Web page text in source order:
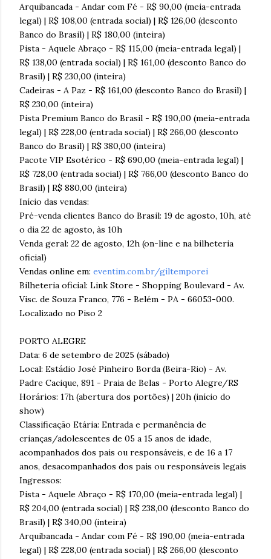
Arquibancada - Andar com Fé - R$ 90,00 (meia-entrada
legal) | R$ 108,00 (entrada social) | R$ 126,00 (desconto
Banco do Brasil) | R$ 180,00 (inteira)
Pista - Aquele Abraço - R$ 115,00 (meia-entrada legal) |
R$ 138,00 (entrada social) | R$ 161,00 (desconto Banco do
Brasil) | R$ 230,00 (inteira)
Cadeiras - A Paz - R$ 161,00 (desconto Banco do Brasil) |
R$ 230,00 (inteira)
Pista Premium Banco do Brasil - R$ 190,00 (meia-entrada
legal) | R$ 228,00 (entrada social) | R$ 266,00 (desconto
Banco do Brasil) | R$ 380,00 (inteira)
Pacote VIP Esotérico - R$ 690,00 (meia-entrada legal) |
R$ 728,00 (entrada social) | R$ 766,00 (desconto Banco do
Brasil) | R$ 880,00 (inteira)
Início das vendas:
Pré-venda clientes Banco do Brasil: 19 de agosto, 10h, até
o dia 22 de agosto, às 10h
Venda geral: 22 de agosto, 12h (on-line e na bilheteria
oficial)
Vendas online em: eventim.com.br/giltemporei
Bilheteria oficial: Link Store - Shopping Boulevard - Av.
Visc. de Souza Franco, 776 - Belém - PA - 66053-000.
Localizado no Piso 2
PORTO ALEGRE
Data: 6 de setembro de 2025 (sábado)
Local: Estádio José Pinheiro Borda (Beira-Rio) - Av.
Padre Cacique, 891 - Praia de Belas - Porto Alegre/RS
Horários: 17h (abertura dos portões) | 20h (início do
show)
Classificação Etária: Entrada e permanência de
crianças/adolescentes de 05 a 15 anos de idade,
acompanhados dos pais ou responsáveis, e de 16 a 17
anos, desacompanhados dos pais ou responsáveis legais
Ingressos:
Pista - Aquele Abraço - R$ 170,00 (meia-entrada legal) |
R$ 204,00 (entrada social) | R$ 238,00 (desconto Banco do
Brasil) | R$ 340,00 (inteira)
Arquibancada - Andar com Fé - R$ 190,00 (meia-entrada
legal) | R$ 228,00 (entrada social) | R$ 266,00 (desconto